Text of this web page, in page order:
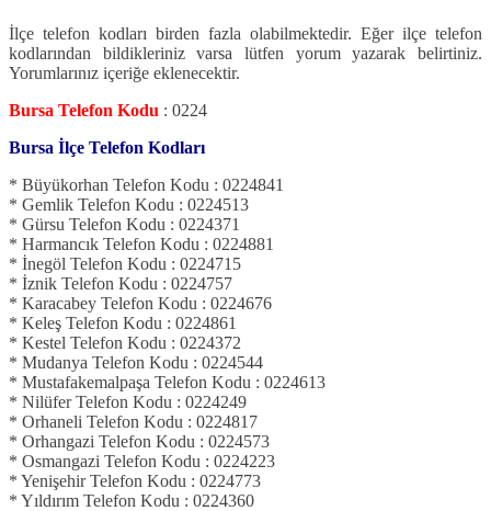
İlçe telefon kodları birden fazla olabilmektedir. Eğer ilçe telefon
kodlarından bildikleriniz varsa lütfen yorum yazarak belirtiniz.
Yorumlarınız içeriğe eklenecektir.
Bursa Telefon Kodu : 0224
Bursa İlçe Telefon Kodları
* Büyükorhan Telefon Kodu : 0224841
* Gemlik Telefon Kodu : 0224513
* Gürsu Telefon Kodu : 0224371
* Harmancık Telefon Kodu : 0224881
* İnegöl Telefon Kodu : 0224715
* İznik Telefon Kodu : 0224757
* Karacabey Telefon Kodu : 0224676
* Keleş Telefon Kodu : 0224861
* Kestel Telefon Kodu : 0224372
* Mudanya Telefon Kodu : 0224544
* Mustafakemalpaşa Telefon Kodu : 0224613
* Nilüfer Telefon Kodu : 0224249
* Orhaneli Telefon Kodu : 0224817
* Orhangazi Telefon Kodu : 0224573
* Osmangazi Telefon Kodu : 0224223
* Yenişehir Telefon Kodu : 0224773
* Yıldırım Telefon Kodu : 0224360